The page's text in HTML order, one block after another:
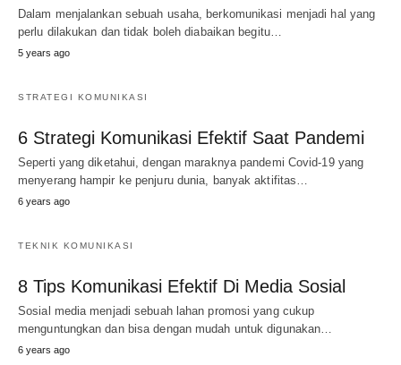
Dalam menjalankan sebuah usaha, berkomunikasi menjadi hal yang
perlu dilakukan dan tidak boleh diabaikan begitu…
5 years ago
STRATEGI KOMUNIKASI
6 Strategi Komunikasi Efektif Saat Pandemi
Seperti yang diketahui, dengan maraknya pandemi Covid-19 yang
menyerang hampir ke penjuru dunia, banyak aktifitas…
6 years ago
TEKNIK KOMUNIKASI
8 Tips Komunikasi Efektif Di Media Sosial
Sosial media menjadi sebuah lahan promosi yang cukup
menguntungkan dan bisa dengan mudah untuk digunakan…
6 years ago